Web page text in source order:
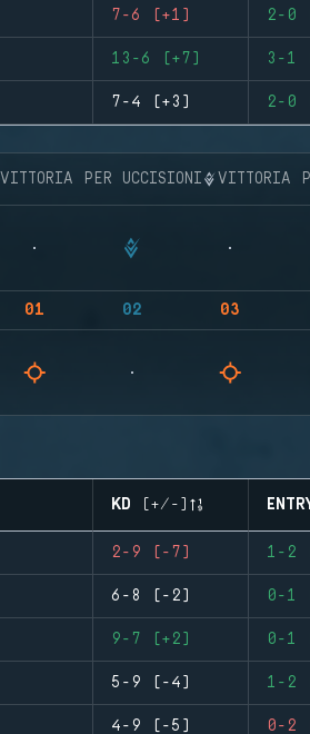
7-6 (+1) 2-0
13-6 (+7) 3-1
7-4 (+3) 2-0
VITTORIA PER UCCISIONI VITTORIA
01 02 03
KD (+/-)
2-9 (-7) 1-2
6-8 (-2) 0-1
9-7 (+2) 0-1
5-9 (-4) 1-2
4-9 (-5) 0-2